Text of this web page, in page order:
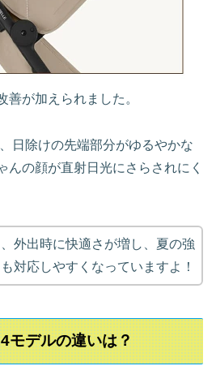
善が加えられました。
日除けの先端部分がゆるやかな
んの顔が直射日光にさらされにく
外出時に快適さが増し、夏の強
対応しやすくなっていますよ！
モデルの違いは？